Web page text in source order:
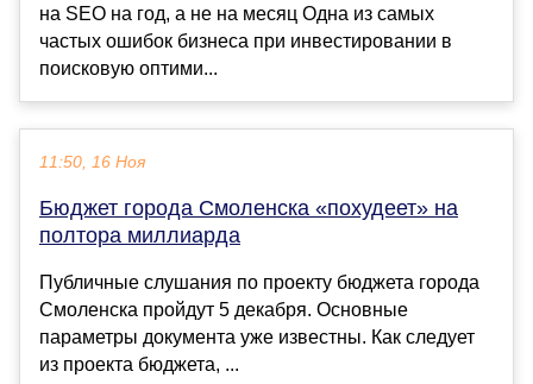
на SEO на год, а не на месяц Одна из самых
частых ошибок бизнеса при инвестировании в
поисковую оптими...
11:50, 16 Ноя
Бюджет города Смоленска «похудеет» на
полтора миллиарда
Публичные слушания по проекту бюджета города
Смоленска пройдут 5 декабря. Основные
параметры документа уже известны. Как следует
из проекта бюджета, ...